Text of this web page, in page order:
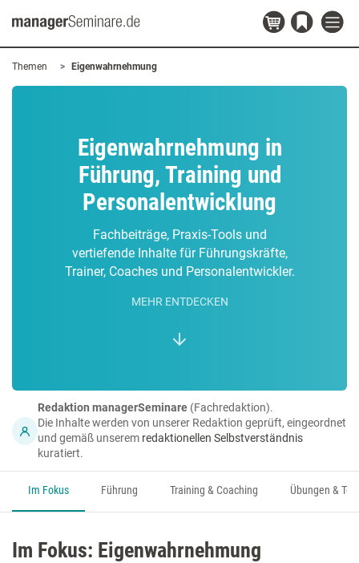
Themen Eigenwahrnehmung
Eigenwahrnehmung in
Führung, Training und
Personalentwicklung
Fachbeiträge, Praxis-Tools und
vertiefende Inhalte für Führungskräfte,
Trainer, Coaches und Personalentwickler.
MEHR ENTDECKEN
Redaktion managerSeminare (Fachredaktion).
Die Inhalte werden von unserer Redaktion geprüft, eingeordnet
und gemäß unserem redaktionellen Selbstverständnis
kuratiert.
Im Fokus Führung Training & Coaching Übungen &
Im Fokus: Eigenwahrnehmung